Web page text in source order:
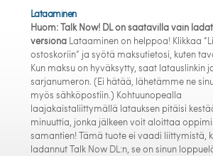
Lataaminen
Huom: Talk Now! DL on saatavilla vain
versiona Lataaminen on helppoa! Klikkaa
ostoskoriin” ja syötä maksutietosi, kuten
Kun maksu on hyväksytty, saat latauslinkin
sarjanumeron. (Ei hätää, lähetämme ne
myös sähköpostiin.) Kohtuunopealla
laajakaistaliittymällä latauksen pitäisi
minuuttia, jonka jälkeen voit aloittaa
samantien! Tämä tuote ei vaadi liittymistä,
ladannut Talk Now DL:n, se on sinun